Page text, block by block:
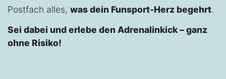
Postfach alles, was dein Funsport-Herz begehrt.
Sei dabei und erlebe den Adrenalinkick – ganz
ohne Risiko!